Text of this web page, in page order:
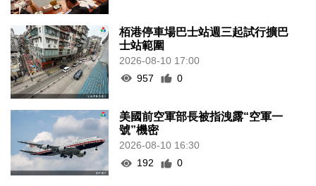
栢港停車場巴士站週三起試行擴巴
士站範圍
2026-08-10 17:00
957
0
美國前空軍部長被指洩露“空軍一
號”機密
2026-08-10 16:30
192
0